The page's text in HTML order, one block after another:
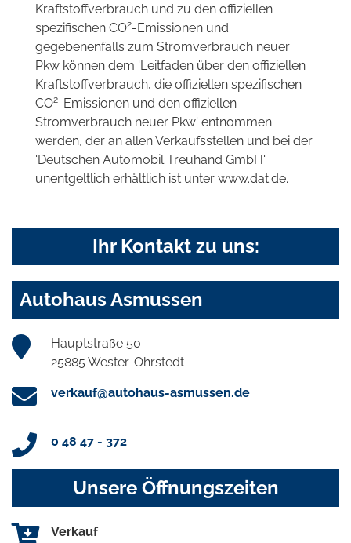
Kraftstoffverbrauch und zu den offiziellen
spezifischen CO2-Emissionen und
gegebenenfalls zum Stromverbrauch neuer
Pkw können dem 'Leitfaden über den offiziellen
Kraftstoffverbrauch, die offiziellen spezifischen
CO2-Emissionen und den offiziellen
Stromverbrauch neuer Pkw' entnommen
werden, der an allen Verkaufsstellen und bei der
'Deutschen Automobil Treuhand GmbH'
unentgeltlich erhältlich ist unter www.dat.de.
Ihr Kontakt zu uns:
Autohaus Asmussen
Hauptstraße 50
25885 Wester-Ohrstedt
verkauf@autohaus-asmussen.de
0 48 47 - 372
Unsere Öffnungszeiten
Verkauf